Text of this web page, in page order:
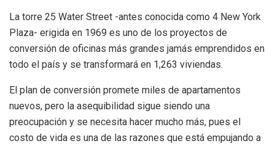
La torre 25 Water Street -antes conocida como 4 New York
Plaza- erigida en 1969 es uno de los proyectos de
conversión de oficinas más grandes jamás emprendidos en
todo el país y se transformará en 1,263 viviendas.
El plan de conversión promete miles de apartamentos
nuevos, pero la asequibilidad sigue siendo una
preocupación y se necesita hacer mucho más, pues el
costo de vida es una de las razones que está empujando a